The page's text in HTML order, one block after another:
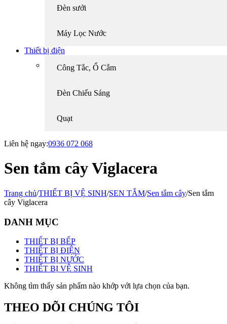
Đèn sưởi
Máy Lọc Nước
Thiết bị điện
Công Tắc, Ổ Cắm
Đèn Chiếu Sáng
Quạt
Liên hệ ngay:0936 072 068
Sen tắm cây Viglacera
Trang chủ/THIẾT BỊ VỆ SINH/SEN TẮM/Sen tắm cây/Sen tắm
cây Viglacera
DANH MỤC
THIẾT BỊ BẾP
THIẾT BỊ ĐIỆN
THIẾT BỊ NƯỚC
THIẾT BỊ VỆ SINH
Không tìm thấy sản phẩm nào khớp với lựa chọn của bạn.
THEO DÕI CHÚNG TÔI